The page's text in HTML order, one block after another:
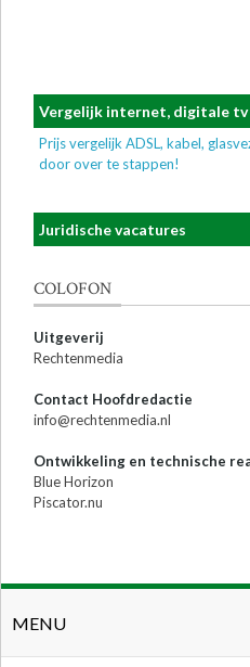
Vergelijk internet, digitale tv
Prijs vergelijk ADSL, kabel,
door over te stappen!
Juridische vacatures
COLOFON
Uitgeverij
Rechtenmedia
Contact Hoofdredactie
info@rechtenmedia.nl
Ontwikkeling en technische
Blue Horizon
Piscator.nu
MENU